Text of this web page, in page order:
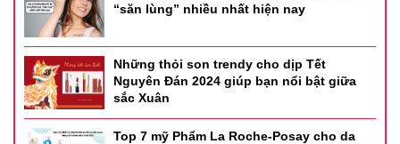
“săn lùng” nhiều nhất hiện nay
Những thỏi son trendy cho dịp Tết
Nguyên Đán 2024 giúp bạn nổi bật giữa
sắc Xuân
Top 7 mỹ Phẩm La Roche-Posay cho da